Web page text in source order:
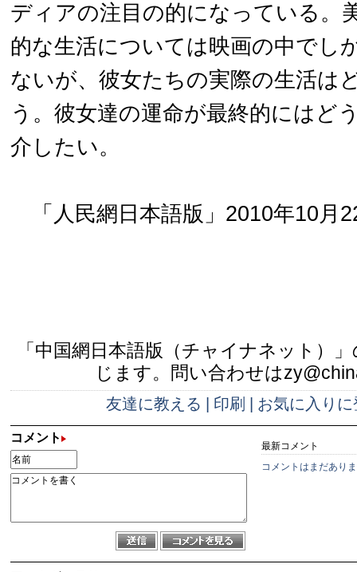
ディアの注目の的になっている。
的な生活については映画の中でし
ないが、彼女たちの実際の生活は
う。彼女達の運命が最終的にはど
介したい。
「人民網日本語版」2010年10月
「中国網日本語版（チャイナネット）
じます。問い合わせは
友達に教える 印刷 お気に入りに
コメント
最新コメント
コメントはまだあり